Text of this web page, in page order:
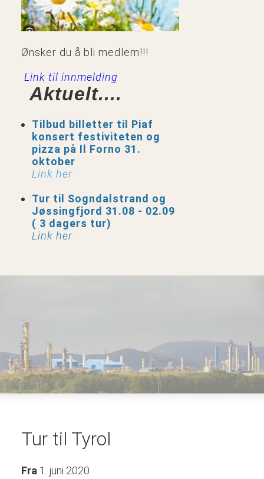
Ønsker du å bli medlem!!!
Link til innmelding
Aktuelt....
Tilbud billetter til Piaf
konsert festiviteten og
pizza på Il Forno 31.
oktober
Link her
Tur til Sogndalstrand og
Jøssingfjord 31.08 - 02.09
( 3 dagers tur)
Link her
Tur til Tyrol
Fra 1. juni 2020